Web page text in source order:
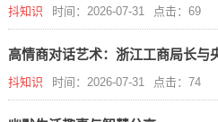
抖知识 时间：2026-07-31 点击：69
高情商对话艺术：浙江工商局长与
抖知识 时间：2026-07-31 点击：74